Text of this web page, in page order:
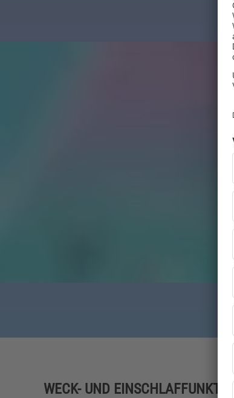
WECK- UND EINSCHLAFFUNKTION